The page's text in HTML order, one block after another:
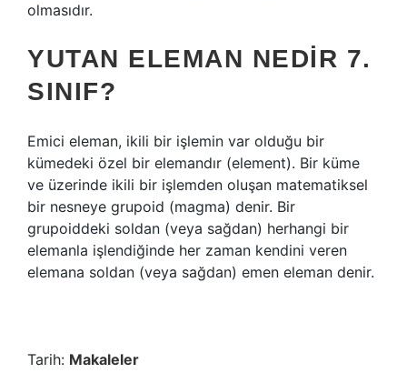
olmasıdır.
YUTAN ELEMAN NEDIR 7.
SINIF?
Emici eleman, ikili bir işlemin var olduğu bir
kümedeki özel bir elemandır (element). Bir küme
ve üzerinde ikili bir işlemden oluşan matematiksel
bir nesneye grupoid (magma) denir. Bir
grupoiddeki soldan (veya sağdan) herhangi bir
elemanla işlendiğinde her zaman kendini veren
elemana soldan (veya sağdan) emen eleman denir.
Tarih: Makaleler